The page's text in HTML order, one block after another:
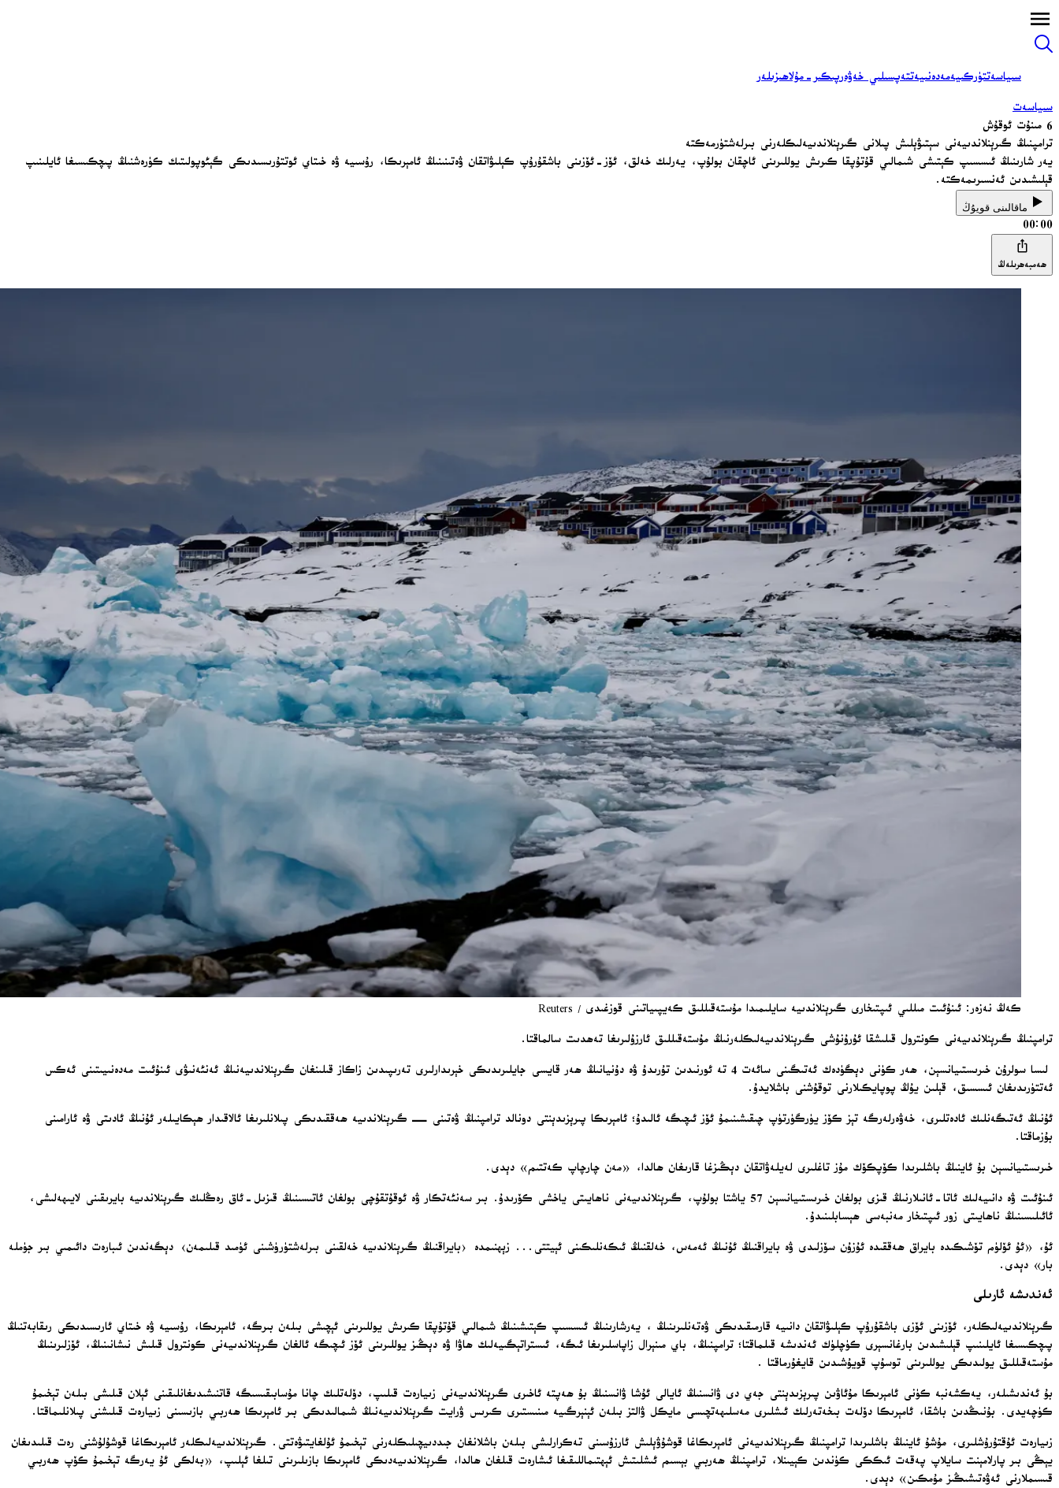
سىياسەتتۈركىيەمەدەنىيەتتەپسىلىي خەۋەرپىكىر-مۇلاھىزىلەر
سىياسەت
6 مىنۇت ئوقۇش
ترامپنىڭ گىرېنلاندىيەنى سېتىۋېلىش پىلانى گىرېنلاندىيەلىكلەرنى بىرلەشتۈرمەكتە
يەر شارىنىڭ ئىسسىپ كېتىشى شىمالىي قۇتۇپقا كىرىش يوللىرىنى ئاچقان بولۇپ، يەرلىك خەلق، ئۆز-ئۆزىنى باشقۇرۇپ كېلىۋاتقان ۋەتىنىنىڭ ئامېرىكا، رۇسىيە ۋە خىتاي ئوتتۇرىسىدىكى گېئوپولىتىك كۈرەشنىڭ پىچكىسىغا ئايلىنىپ
قېلىشىدىن ئەنسىرىمەكتە.
ماقالىنى قويۇڭ
00:00
ھەمبەھرىلەڭ
كەڭ نەزەر: ئىنۇئىت مىللىي ئىپتىخارى گىرېنلاندىيە سايلىمىدا مۇستەقىللىق كەيپىياتىنى قوزغىدى / Reuters
ترامپنىڭ گىرېنلاندىيەنى كونترول قىلىشقا ئۇرۇنۇشى گىرېنلاندىيەلىكلەرنىڭ مۇستەقىللىق ئارزۇلىرىغا تەھدىت سالماقتا.
لىسا سولرۇن خىرىستىيانسېن، ھەر كۈنى دېگۈدەك ئەتىگىنى سائەت 4 تە ئورنىدىن تۇرىدۇ ۋە دۇنيانىڭ ھەر قايسى جايلىرىدىكى خېرىدارلىرى تەرىپىدىن زاكاز قىلىنغان گىرېنلاندىيەنىڭ ئەنئەنىۋى ئىنۇئىت مەدەنىيىتىنى ئەكس
ئەتتۈرىدىغان ئىسسىق، قېلىن يۇڭ پوپايكىلارنى توقۇشنى باشلايدۇ.
ئۇنىڭ ئەتىگەنلىك ئادەتلىرى، خەۋەرلەرگە تېز كۆز يۈرگۈرتۈپ چىقىشىنىمۇ ئۆز ئىچىگە ئالىدۇ؛ ئامېرىكا پىرېزىدېنتى دونالد ترامپنىڭ ۋەتىنى — گىرېنلاندىيە ھەققىدىكى پىلانلىرىغا ئالاقىدار ھېكايىلەر ئۇنىڭ ئادىتى ۋە ئارامىنى
بۇزماقتا.
خىرىستىيانسېن بۇ ئاينىڭ باشلىرىدا كۆپكۆك مۇز تاغلىرى لەيلەۋاتقان دېڭىزغا قارىغان ھالدا، «مەن چارچاپ كەتتىم» دېدى.
ئىنۇئىت ۋە دانىيەلىك ئاتا-ئانىلارنىڭ قىزى بولغان خىرىستىيانسېن 57 ياشتا بولۇپ، گىرېنلاندىيەنى ناھايىتى ياخشى كۆرىدۇ. بىر سەنئەتكار ۋە ئوقۇتقۇچى بولغان ئاتىسىنىڭ قىزىل-ئاق رەڭلىك گىرېنلاندىيە بايرىقىنى لايىھەلىشى،
ئائىلىسىنىڭ ناھايىتى زور ئىپتىخار مەنبەسى ھېسابلىنىدۇ.
ئۇ، «ئۇ ئۆلۈم تۆشىكىدە بايراق ھەققىدە ئۇزۇن سۆزلىدى ۋە بايراقنىڭ ئۇنىڭ ئەمەس، خەلقنىڭ ئىكەنلىكىنى ئېيتتى... زېھنىمدە ‹بايراقنىڭ گىرېنلاندىيە خەلقىنى بىرلەشتۈرۈشىنى ئۈمىد قىلىمەن› دېگەندىن ئىبارەت دائىمىي بىر جۈملە
بار» دېدى.
ئەندىشە ئارىلى
گىرېنلاندىيەلىكلەر، ئۆزىنى ئۆزى باشقۇرۇپ كېلىۋاتقان دانىيە قارمىقىدىكى ۋەتەنلىرىنىڭ ، يەرشارىنىڭ ئىسسىپ كېتىشىنىڭ شىمالىي قۇتۇپقا كىرىش يوللىرىنى ئېچىشى بىلەن بىرگە، ئامېرىكا، رۇسىيە ۋە خىتاي ئارىسىدىكى رىقابەتنىڭ
پىچكىسىغا ئايلىنىپ قېلىشىدىن بارغانسېرى كۈچلۈك ئەندىشە قىلماقتا؛ ترامپنىڭ، باي مىنېرال زاپاسلىرىغا ئىگە، ئىستراتېگىيەلىك ھاۋا ۋە دېڭىز يوللىرىنى ئۆز ئىچىگە ئالغان گىرېنلاندىيەنى كونترول قىلىش نىشانىنىڭ، ئۆزلىرىنىڭ
مۇستەقىللىق يولىدىكى يوللىرىنى توسۇپ قويۇشىدىن قايغۇرماقتا .
بۇ ئەندىشىلەر، يەكشەنبە كۈنى ئامېرىكا مۇئاۋىن پىرېزىدېنتى جەي دى ۋانسنىڭ ئايالى ئۇشا ۋانسنىڭ بۇ ھەپتە ئاخىرى گىرېنلاندىيەنى زىيارەت قىلىپ، دۆلەتلىك چانا مۇسابىقىسىگە قاتنىشىدىغانلىقىنى ئېلان قىلىشى بىلەن تېخىمۇ
كۈچەيدى. بۇنىڭدىن باشقا، ئامېرىكا دۆلەت بىخەتەرلىك ئىشلىرى مەسلىھەتچىسى مايكل ۋالتز بىلەن ئېنېرگىيە مىنىستىرى كىرىس ۋرايت گىرېنلاندىيەنىڭ شىمالىدىكى بىر ئامېرىكا ھەربىي بازىسىنى زىيارەت قىلىشنى پىلانلىماقتا.
زىيارەت ئۇقتۇرۇشلىرى، مۇشۇ ئاينىڭ باشلىرىدا ترامپنىڭ گىرېنلاندىيەنى ئامېرىكاغا قوشۇۋېلىش ئارزۇسىنى تەكرارلىشى بىلەن باشلانغان جىددىيچىلىكلەرنى تېخىمۇ ئۇلغايتىۋەتتى. گىرېنلاندىيەلىكلەر ئامېرىكاغا قوشۇلۇشنى رەت قىلىدىغان
يېڭى بىر پارلامېنت سايلاپ پەقەت ئىككى كۈندىن كېيىنلا، ترامپنىڭ ھەربىي بېسىم ئىشلىتىش ئېھتىماللىقىغا ئىشارەت قىلغان ھالدا، گىرېنلاندىيەدىكى ئامېرىكا بازىلىرىنى تىلغا ئېلىپ، «بەلكى ئۇ يەرگە تېخىمۇ كۆپ ھەربىي
قىسىملارنى ئەۋەتىشىڭىز مۇمكىن» دېدى.